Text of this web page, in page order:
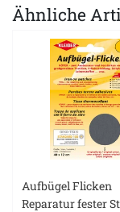
Ähnliche
Aufbügel Flicken
Reparatur fester